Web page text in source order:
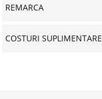
REMARCA
COSTURI SUPLIMENTARE